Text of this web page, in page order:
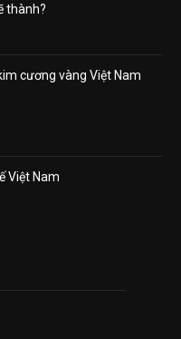
thành?
cương vàng Việt Nam
Việt Nam